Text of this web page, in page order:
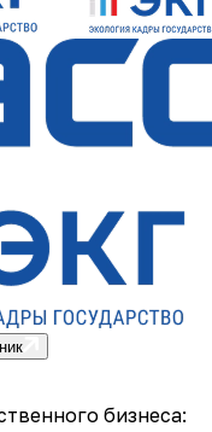
бизнеса: